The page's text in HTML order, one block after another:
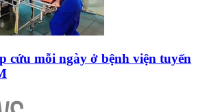
cứu mỗi ngày ở bệnh viện tuyến